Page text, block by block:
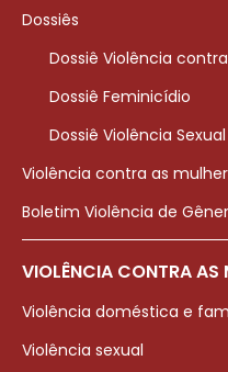
Dossiês
Dossiê Violência
Dossiê Feminicídio
Dossiê Violência Sexual
Violência contra as
Boletim Violência de
VIOLÊNCIA CONTRA AS
Violência doméstica e
Violência sexual